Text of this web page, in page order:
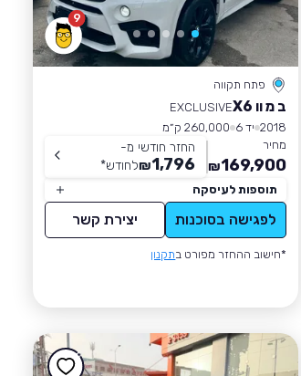
9
פתח תקווה
ב מ וו X6
EXCLUSIVE
2018 יד 6
260,000 ק״מ
מחיר
169,900
₪
החזר חודשי מ-
1,796
₪לחודש*
תוספות לעיסקה
לפגישה בסוכנות יצירת קשר
*חישוב ההחזר מפורט בתקנון